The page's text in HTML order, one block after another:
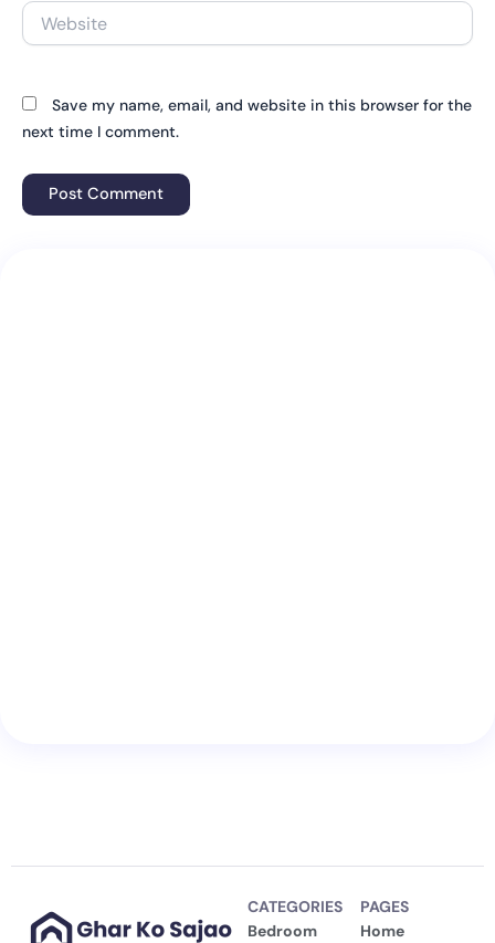
Website
Save my name, email, and website in this browser for the
next time I comment.
CATEGORIES
Bedroom
PAGES
Home